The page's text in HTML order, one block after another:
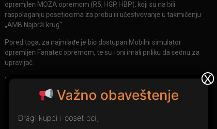
opremjlen MOZA opremom (R5, HGP, HBP), koji su na bili
raspolaganju posetiocima za probu ili učestvovanje u takmičenju
„AMB Najbrži krug“.
Pored toga, za najmlađe je bio dostupan Mobilni simulator
opremljen Fanatec opremom, te su i oni imali priliku da sednu za
upravljač.
Više o samoj Automotoberzi linku
Hvala na poseti! Važno obaveštenje
Dragi kupci i posetioci,
X